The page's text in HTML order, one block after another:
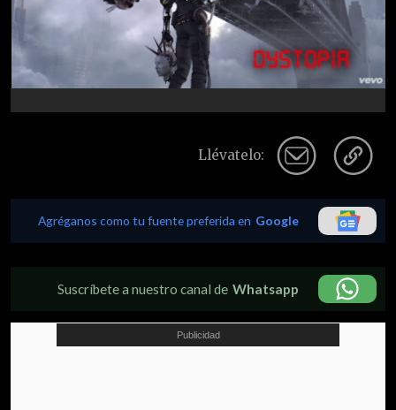
Video
Llévatelo:
Agréganos como tu fuente preferida en Google
Suscríbete a nuestro canal de Whatsapp